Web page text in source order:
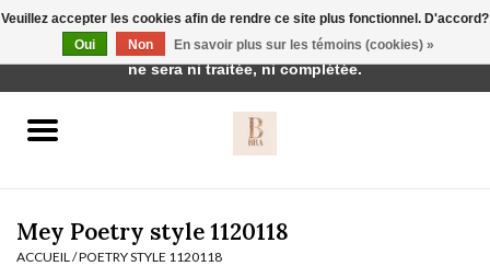
Mey Poetry style 1120118
ACCUEIL /POETRY STYLE 1120118
Veuillez accepter les cookies afin de rendre ce site plus fonctionnel. D'accord?
Oui
Non En savoir plus sur les témoins (cookies) »
Cette boutique est en construction. Toute commande passée
ne sera ni traitée, ni complétée.